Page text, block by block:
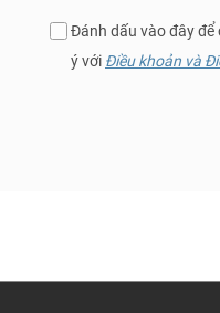
Đánh dấu vào đây để
ý với Điều khoản và